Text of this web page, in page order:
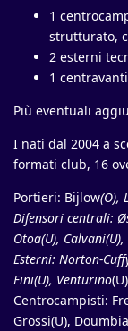
1
strutturato,
2 esterni
1
Più eventuali
I nati dal 2004 a
formati club, 16
Portieri: Bijlow(O),
Difensori centrali:
Otoa(U),
Esterni: Norton-
Fini(U), Venturino
Centrocampisti:
Grossi(U),